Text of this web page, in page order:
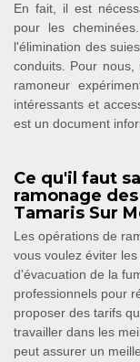
En fait, il est
pour les
l'élimination des
conduits. Pour
ramoneur
intéressants et
est un document
Ce qu'il faut
ramonage
Tamaris Sur
Les opérations de
vous voulez éviter
d'évacuation de la
professionnels pour
proposer des tarifs
travailler dans les
peut assurer un